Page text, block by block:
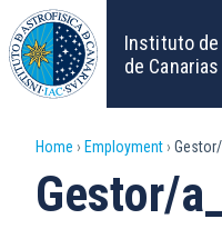
Skip
to
main
content
Instituto
de Canarias
Home Employment Gestor/
Gestor/